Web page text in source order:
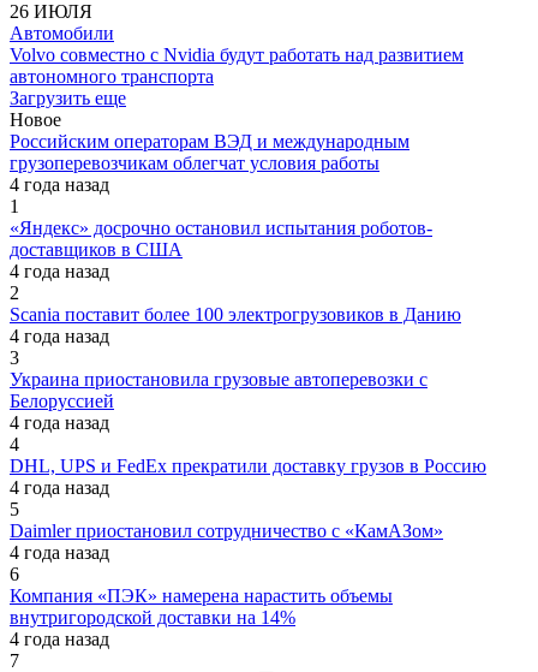
26 ИЮЛЯ
Автомобили
Volvo совместно с Nvidia будут работать над развитием
автономного транспорта
Загрузить еще
Новое
Российским операторам ВЭД и международным
грузоперевозчикам облегчат условия работы
4 года назад
1
«Яндекс» досрочно остановил испытания роботов-
доставщиков в США
4 года назад
2
Scania поставит более 100 электрогрузовиков в Данию
4 года назад
3
Украина приостановила грузовые автоперевозки с
Белоруссией
4 года назад
4
DHL, UPS и FedEx прекратили доставку грузов в Россию
4 года назад
5
Daimler приостановил сотрудничество с «КамАЗом»
4 года назад
6
Компания «ПЭК» намерена нарастить объемы
внутригородской доставки на 14%
4 года назад
7